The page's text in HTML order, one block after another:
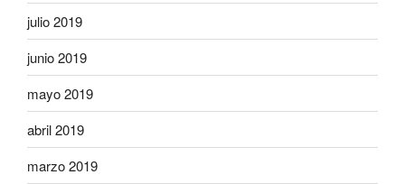
julio 2019
junio 2019
mayo 2019
abril 2019
marzo 2019